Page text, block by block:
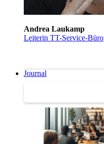
Andrea Laukamp
Leiterin TT-Service-Büro
Journal